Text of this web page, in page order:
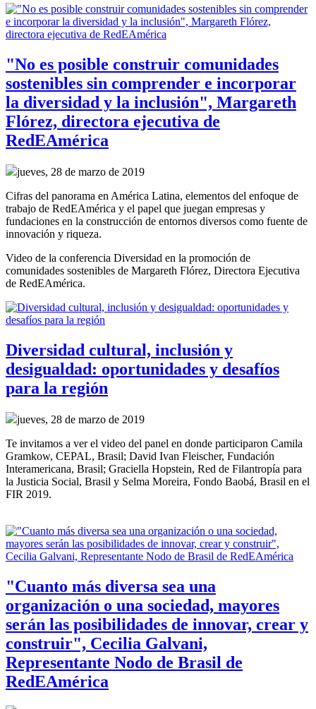
"No es posible construir comunidades
sostenibles sin comprender e incorporar
la diversidad y la inclusión", Margareth
Flórez, directora ejecutiva de
RedEAmérica
jueves, 28 de marzo de 2019
Cifras del panorama en América Latina, elementos del enfoque de
trabajo de RedEAmérica y el papel que juegan empresas y
fundaciones en la construcción de entornos diversos como fuente de
innovación y riqueza.
Video de la conferencia Diversidad en la promoción de
comunidades sostenibles de Margareth Flórez, Directora Ejecutiva
de RedEAmérica.
Diversidad cultural, inclusión y
desigualdad: oportunidades y desafíos
para la región
jueves, 28 de marzo de 2019
Te invitamos a ver el video del panel en donde participaron Camila
Gramkow, CEPAL, Brasil; David Ivan Fleischer, Fundación
Interamericana, Brasil; Graciella Hopstein, Red de Filantropía para
la Justicia Social, Brasil y Selma Moreira, Fondo Baobá, Brasil en el
FIR 2019.
"Cuanto más diversa sea una
organización o una sociedad, mayores
serán las posibilidades de innovar, crear y
construir", Cecilia Galvani,
Representante Nodo de Brasil de
RedEAmérica